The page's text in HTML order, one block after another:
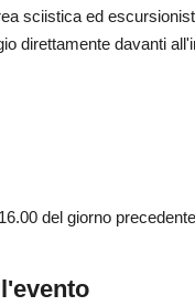
sciistica ed
direttamente davanti
n. 313 da Vipiteno /
del giorno precedente